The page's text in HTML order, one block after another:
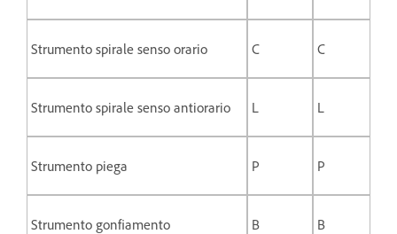
Strumento spirale senso orario C C
Strumento spirale senso antiorario L L
Strumento piega P P
Strumento gonfiamento B B